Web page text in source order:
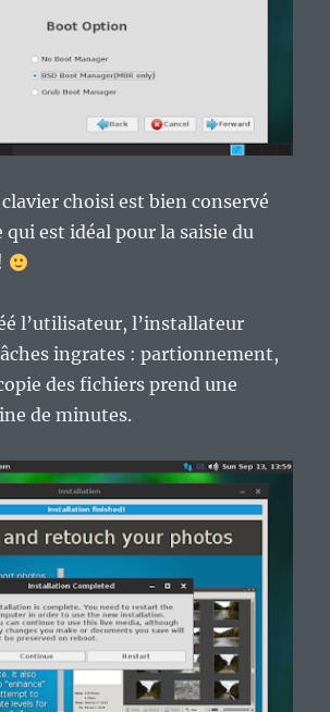
choisi est bien conservé
qui est idéal pour la saisie du
l’utilisateur, l’installateur
ingrates : partionnement,
des fichiers prend une
de minutes.